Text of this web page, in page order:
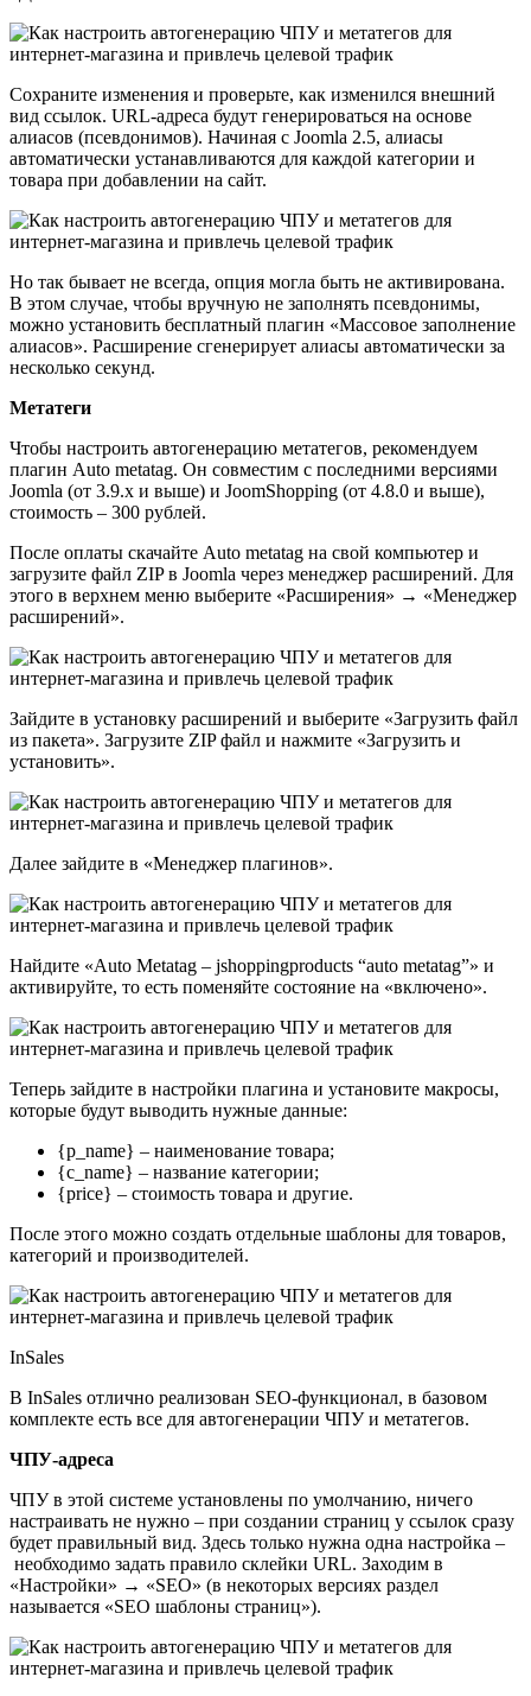
Сохраните изменения и проверьте, как изменился внешний
вид ссылок. URL-адреса будут генерироваться на основе
алиасов (псевдонимов). Начиная с Joomla 2.5, алиасы
автоматически устанавливаются для каждой категории и
товара при добавлении на сайт.
Но так бывает не всегда, опция могла быть не активирована.
В этом случае, чтобы вручную не заполнять псевдонимы,
можно установить бесплатный плагин «Массовое заполнение
алиасов». Расширение сгенерирует алиасы автоматически за
несколько секунд.
Метатеги
Чтобы настроить автогенерацию метатегов, рекомендуем
плагин Auto metatag. Он совместим с последними версиями
Joomla (от 3.9.x и выше) и JoomShopping (от 4.8.0 и выше),
стоимость – 300 рублей.
После оплаты скачайте Auto metatag на свой компьютер и
загрузите файл ZIP в Joomla через менеджер расширений. Для
этого в верхнем меню выберите «Расширения» → «Менеджер
расширений».
Зайдите в установку расширений и выберите «Загрузить файл
из пакета». Загрузите ZIP файл и нажмите «Загрузить и
установить».
Далее зайдите в «Менеджер плагинов».
Найдите «Auto Metatag – jshoppingproducts “auto metatag”» и
активируйте, то есть поменяйте состояние на «включено».
Теперь зайдите в настройки плагина и установите макросы,
которые будут выводить нужные данные:
{p_name} – наименование товара;
{c_name} – название категории;
{price} – стоимость товара и другие.
После этого можно создать отдельные шаблоны для товаров,
категорий и производителей.
InSales
В InSales отлично реализован SEO-функционал, в базовом
комплекте есть все для автогенерации ЧПУ и метатегов.
ЧПУ-адреса
ЧПУ в этой системе установлены по умолчанию, ничего
настраивать не нужно – при создании страниц у ссылок сразу
будет правильный вид. Здесь только нужна одна настройка –
необходимо задать правило склейки URL. Заходим в
«Настройки» → «SEO» (в некоторых версиях раздел
называется «SEO шаблоны страниц»).